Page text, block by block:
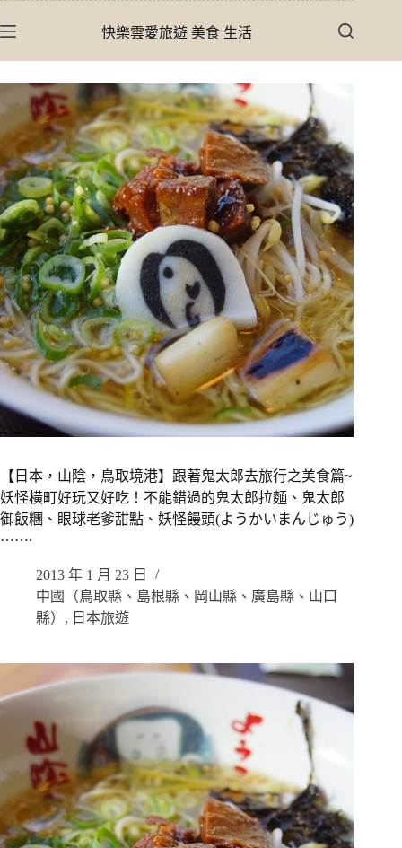
至
容
快樂雲愛旅遊 美食 生活
【日本，山陰，鳥取境港】跟著鬼太郎去旅行之美食篇~
妖怪橫町好玩又好吃！不能錯過的鬼太郎拉麵、鬼太郎
御飯糰、眼球老爹甜點、妖怪饅頭(ようかいまんじゅう)
…….
2013 年 1 月 23 日
中國（鳥取縣、島根縣、岡山縣、廣島縣、山口
縣） , 日本旅遊